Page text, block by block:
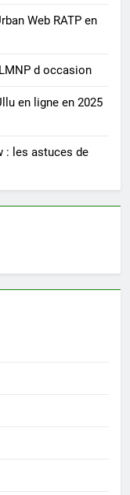
Web RATP en
d occasion
en ligne en 2025
: les astuces de